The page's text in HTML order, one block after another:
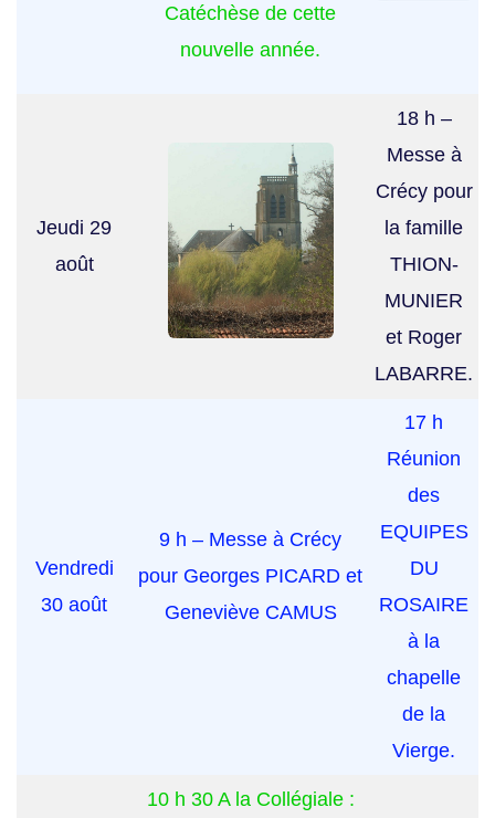
Catéchèse de cette
nouvelle année.
Jeudi 29
août
18 h –
Messe à
Crécy pour
la famille
THION-
MUNIER
et Roger
LABARRE.
Vendredi
30 août
9 h – Messe à Crécy
pour Georges PICARD et
Geneviève CAMUS
17 h
Réunion
des
EQUIPES
DU
ROSAIRE
à la
chapelle
de la
Vierge.
10 h 30 A la Collégiale :